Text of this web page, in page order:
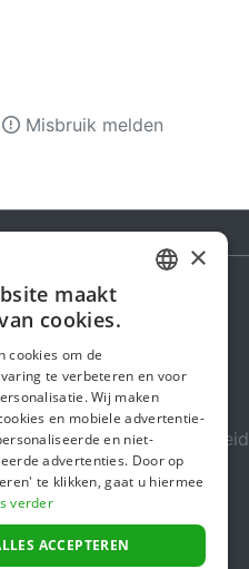
Misbruik melden
Steunactie
Over ons
In de media
Veiligheid & Betrouwbaarheid
Algemene voorwaarden
Privacybeleid
Cookiebeleid
ENGLISH
×
maakt
cookies.
cookies om de
te verbeteren en voor
Wij maken
en mobiele advertentie-
en niet-
advertenties. Door op
te klikken, gaat u hiermee
verder
ACCEPTEREN